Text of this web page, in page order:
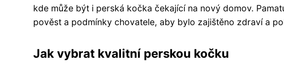
kde může být i perská kočka čekající na nový domov.
pověst a podmínky chovatele, aby bylo zajištěno zdraví a
Jak vybrat kvalitní perskou kočku